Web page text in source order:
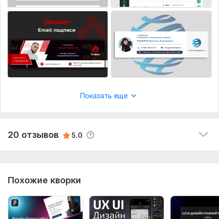
Показать еще
20 отзывов 5.0
Ответ продавца Читать
B balasserg 11 месяцев назад
Отличная работа. Заказывал 2 варианта эл.
подписи, а получил аж 8 (! ) качественных,
продуманных, соответствующих стилистике.
Ответ продавца Читать
Похожие кворки